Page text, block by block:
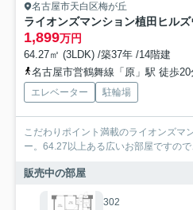
名古屋市天白区梅が丘
ライオンズマンション植田ヒル
1,899万円
64.27㎡ (3LDK) /築37年 /14階建
名古屋市営鶴舞線「原」駅 徒歩20
エレベーター 駐輪場
こだわりポイント満載のライオンズマ
ー。64.27以上ある広いお部屋ですの
販売中の部屋
302